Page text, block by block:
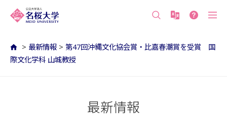
> 最新情報 > 第47回沖縄文化協会賞・比嘉春潮賞を受賞 国
際文化学科 山城教授
最新情報